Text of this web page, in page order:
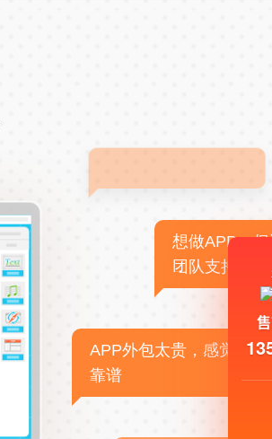
想做APP，
团队支持
APP外包太贵，感觉不
靠谱